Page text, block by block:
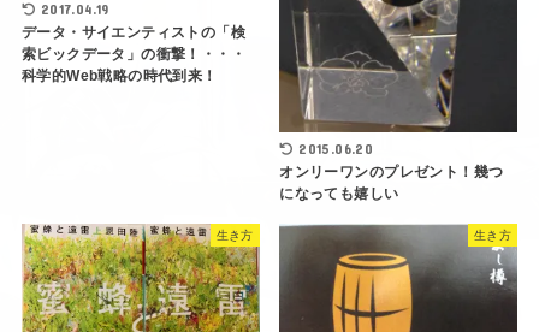
2017.04.19
データ・サイエンティストの「検
索ビックデータ」の衝撃！・・・
科学的Web戦略の時代到来！
2015.06.20
オンリーワンのプレゼント！幾つ
になっても嬉しい
生き方 生き方